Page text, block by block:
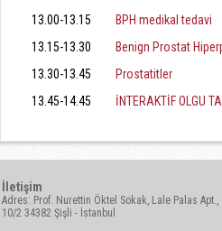
13.00-13.15
BPH medikal tedavi
13.15-13.30
Benign Prostat
13.30-13.45
Prostatitler
13.45-14.45
İNTERAKTİF OLGU
İletişim
Adres: Prof. Nurettin Öktel Sokak, Lale Palas Apt.,
10/2 34382 Şişli - İstanbul